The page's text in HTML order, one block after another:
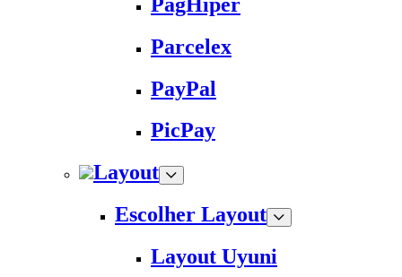
Parcelex
PayPal
PicPay
Layout
Escolher Layout
Layout Uyuni